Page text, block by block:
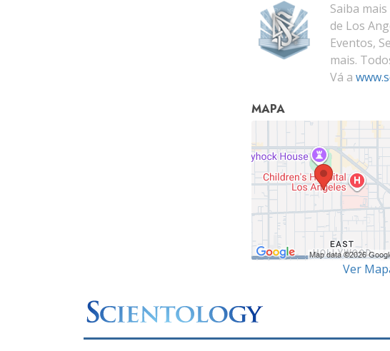
Saiba
de Los
Eventos,
mais.
Vá a
MAPA
Ver